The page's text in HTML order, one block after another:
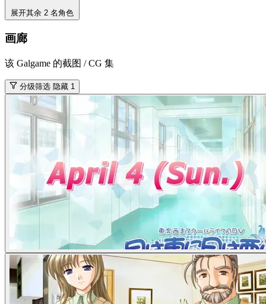
展开其余 2 名角色
画廊
该 Galgame 的截图 / CG 集
分级筛选 隐藏 1